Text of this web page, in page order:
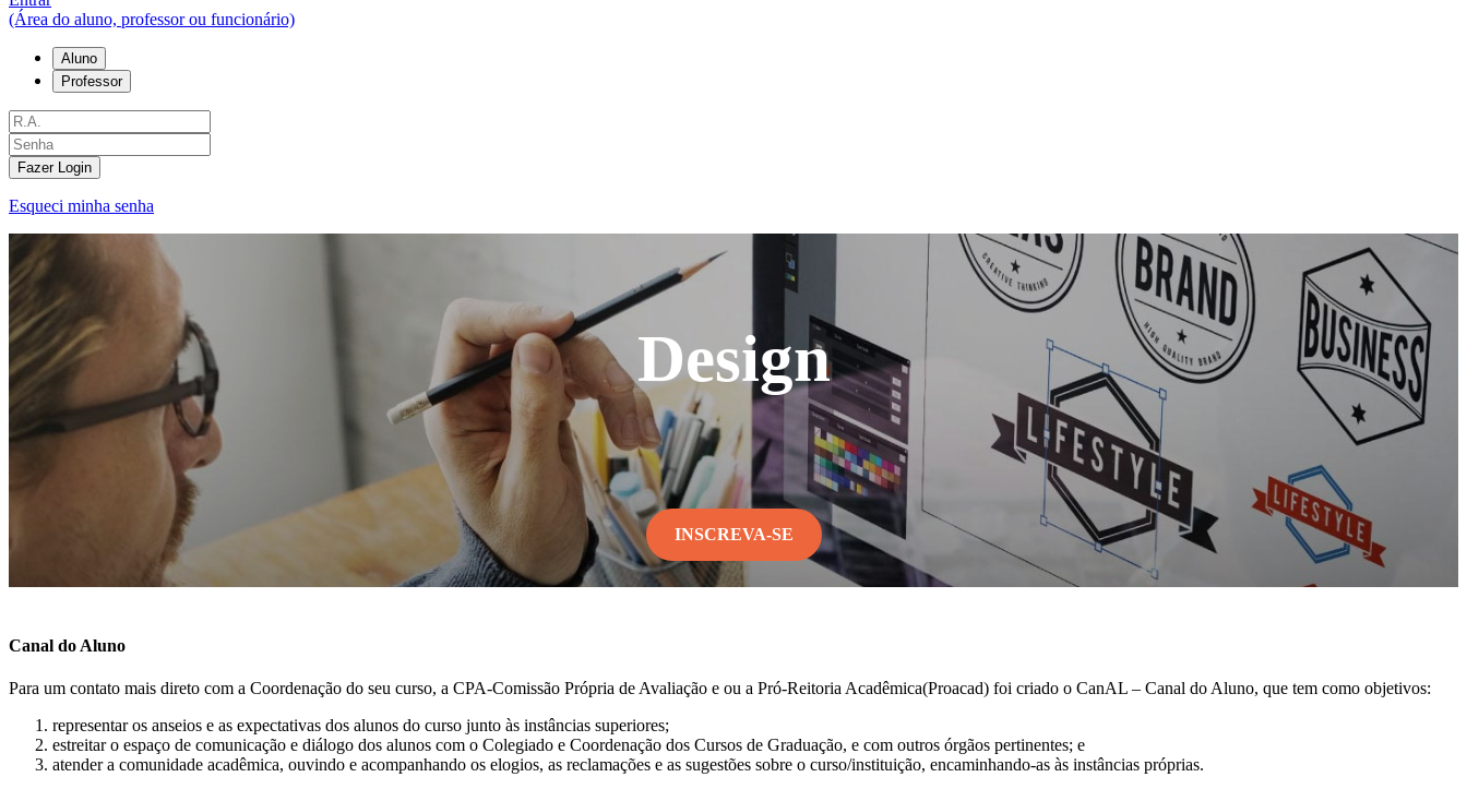
(Área do aluno, professor ou funcionário)
Aluno
Professor
Fazer Login
Esqueci minha senha
Design
INSCREVA-SE
Canal do Aluno
Para um contato mais direto com a Coordenação do seu curso, a CPA-Comissão Própria de Avaliação e ou a Pró-Reitoria Acadêmica(Proacad) foi criado o CanAL – Canal do Aluno, que tem como objetivos:
representar os anseios e as expectativas dos alunos do curso junto às instâncias superiores;
estreitar o espaço de comunicação e diálogo dos alunos com o Colegiado e Coordenação dos Cursos de Graduação, e com outros órgãos pertinentes; e
atender a comunidade acadêmica, ouvindo e acompanhando os elogios, as reclamações e as sugestões sobre o curso/instituição, encaminhando-as às instâncias próprias.